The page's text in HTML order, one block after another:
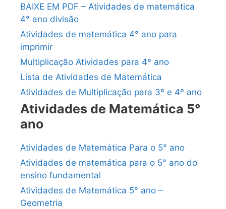
BAIXE EM PDF – Atividades de matemática
4° ano divisão
Atividades de matemática 4° ano para
imprimir
Multiplicação Atividades para 4º ano
Lista de Atividades de Matemática
Atividades de Multiplicação para 3º e 4º ano
Atividades de Matemática 5°
ano
Atividades de Matemática Para o 5° ano
Atividades de matemática para o 5° ano do
ensino fundamental
Atividades de Matemática 5° ano –
Geometria